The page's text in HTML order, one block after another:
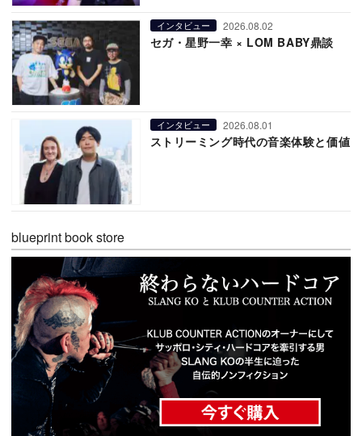
インタビュー 2026.08.02
セガ・星野一幸 × LOM BABY鼎談
インタビュー 2026.08.01
ストリーミング時代の音楽体験と価値
blueprint book store